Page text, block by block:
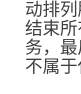
动排
结束
务，
不属于